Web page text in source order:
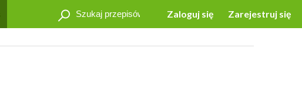
Zaloguj się Zarejestruj się